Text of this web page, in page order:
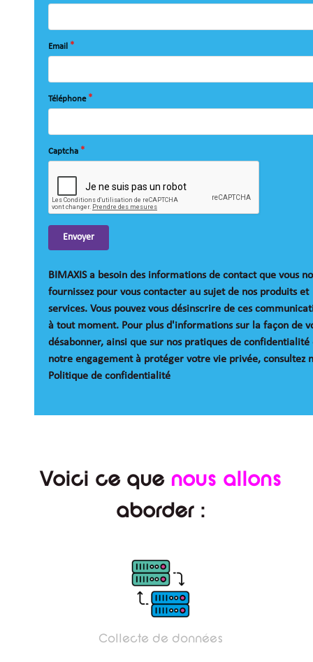
Email
Téléphone
Captcha
Envoyer
BIMAXIS a besoin des informations de contact que vous
fournissez pour vous contacter au sujet de nos produits et
services. Vous pouvez vous désinscrire de ces
à tout moment. Pour plus d'informations sur la façon de
désabonner, ainsi que sur nos pratiques de confidentialité
notre engagement à protéger votre vie privée, consultez
Politique de confidentialité
Voici ce que nous allons
aborder :
Collecte de données